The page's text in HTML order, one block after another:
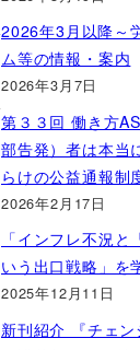
2026年3月以降～
ム等の情報・案内
2026年3月7日
第３３回 働き方
部告発）者は本
らけの公益通報制
2026年2月17日
「インフレ不況
いう出口戦略」を
2025年12月11日
新刊紹介 『チェ